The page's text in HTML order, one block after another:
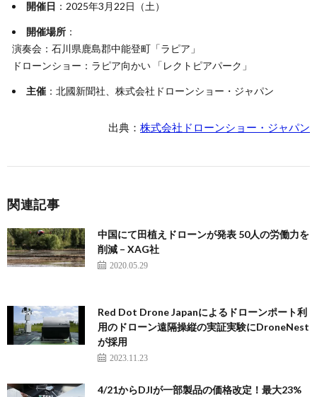
開催日 ：2025年3月22日（土）
開催場所 ：
演奏会：石川県鹿島郡中能登町「ラピア」
ドローンショー：ラピア向かい 「レクトピアパーク」
主催 ：北國新聞社、株式会社ドローンショー・ジャパン
出典： 株式会社ドローンショー・ジャパン
関連記事
中国にて田植えドローンが発表 50人の労働力を
削減 – XAG社
2020.05.29
Red Dot Drone Japanによるドローンポート利
用のドローン遠隔操縦の実証実験にDroneNest
が採用
2023.11.23
4/21からDJIが一部製品の価格改定！最大23%